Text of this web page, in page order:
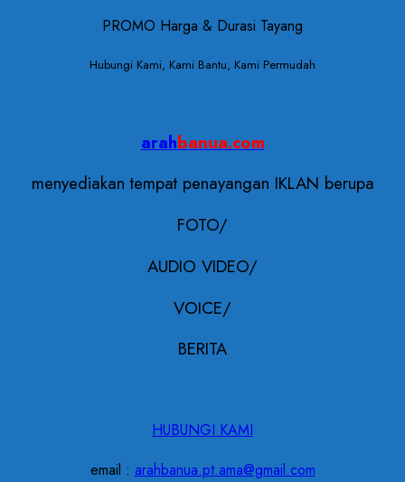
PROMO Harga & Durasi Tayang
Hubungi Kami, Kami Bantu, Kami Permudah
arahbanua.com
menyediakan tempat penayangan IKLAN berupa
FOTO/
AUDIO VIDEO/
VOICE/
BERITA
HUBUNGI KAMI
email : arahbanua.pt.ama@gmail.com